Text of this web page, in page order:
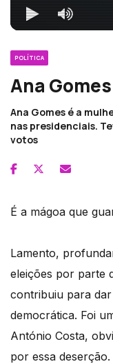
POLÍTICA
Ana
Ana Gomes é a
nas presidenciais.
votos
É a mágoa que
Lamento,
eleições por parte
contribuiu para
democrática. Foi
António Costa,
por essa deserção.